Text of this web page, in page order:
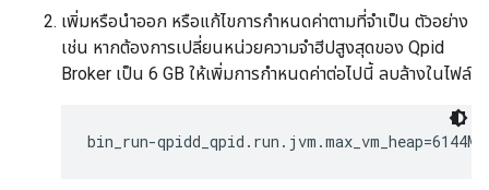
เพิ่มหรือนำออก หรือแก้ไขการกำหนดค่าตามที่จำเป็น ตัวอย่าง
เช่น หากต้องการเปลี่ยนหน่วยความจำฮีปสูงสุดของ Qpid
Broker เป็น 6 GB ให้เพิ่มการกำหนดค่าต่อไปนี้ ลบล้างในไฟล์
bin_run-qpidd_qpid.run.jvm.max_vm_heap=6144M